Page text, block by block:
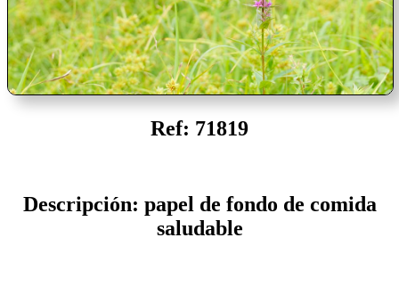
Ref: 71819
Descripción: papel de fondo de comida
saludable